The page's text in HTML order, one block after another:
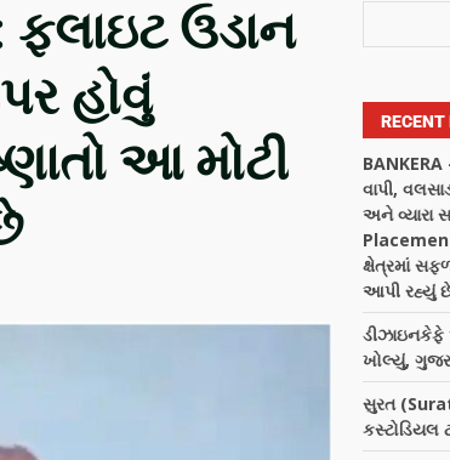
ફ્લાઇટ ઉડાન
હોવું
આ મોટી
વાપી,
અને વ્યારા
ક્ષેત્રમાં
આપી રહ્યું
ખોલ્યું,
સુરત
કસ્ટોડિયલ